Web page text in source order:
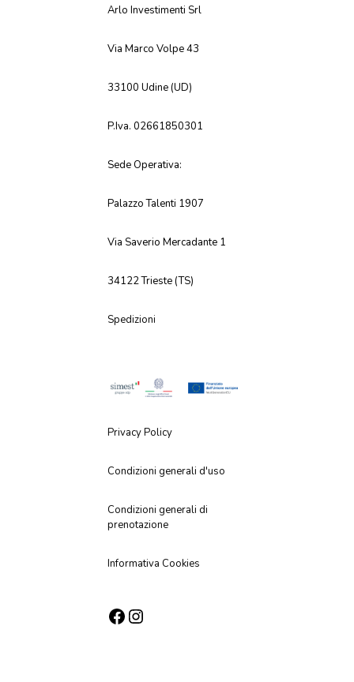
Arlo Investimenti Srl
Via Marco Volpe 43
33100 Udine (UD)
P.Iva. 02661850301
Sede Operativa:
Palazzo Talenti 1907
Via Saverio Mercadante 1
34122 Trieste (TS)
Spedizioni
Privacy Policy
Condizioni generali d'uso
Condizioni generali di
prenotazione
Informativa Cookies
Facebook
Instagram